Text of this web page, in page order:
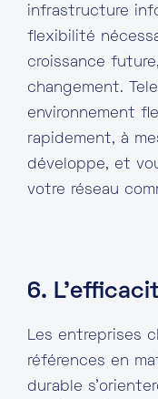
infrastructure
flexibilité
croissance
changement.
environnement
rapidement, à
développe, et
votre réseau
6.
Les entreprises
références en
durable